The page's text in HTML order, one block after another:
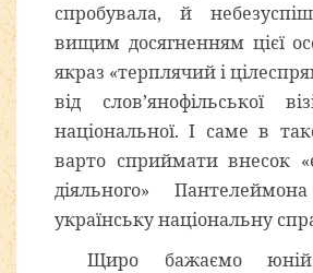
спробувала, й
вищим досягненням цієї
якраз «терплячий і
від слов’янофільської
національної. І саме в
варто сприймати внесок
діяльного»
українську національну
Щиро бажаємо юній